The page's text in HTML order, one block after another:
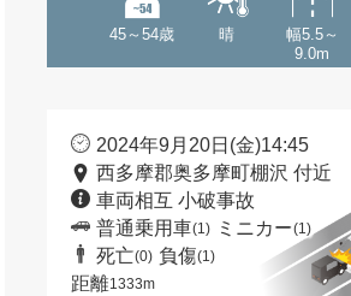
45～54歳 晴
幅5.5～
9.0m
2024年9月20日(金)14:45
西多摩郡奥多摩町棚沢 付近
車両相互 小破事故
普通乗用車(1) ミニカー(1)
死亡(0) 負傷(1)
距離1333m